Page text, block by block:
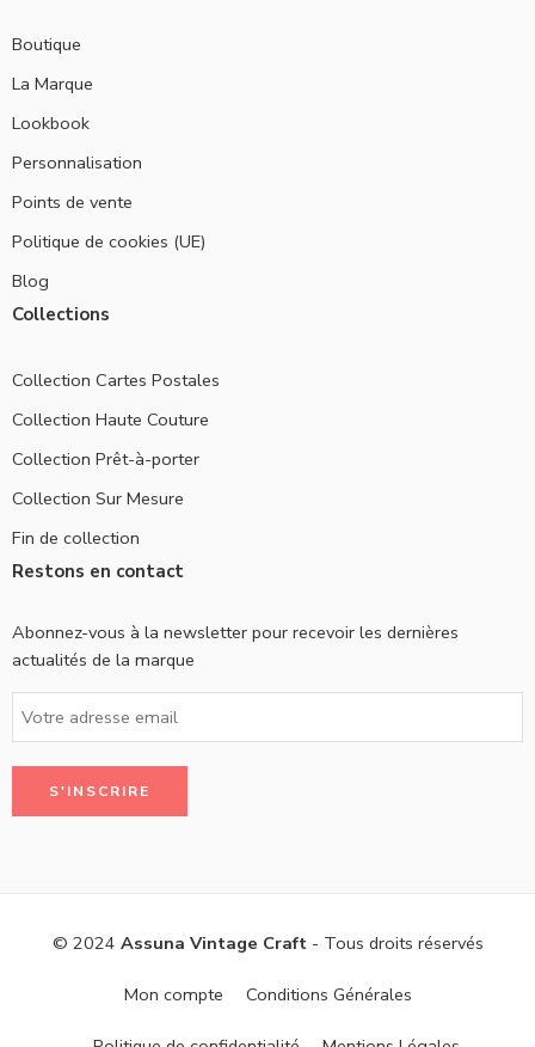
Boutique
La Marque
Lookbook
Personnalisation
Points de vente
Politique de cookies (UE)
Blog
Collections
Collection Cartes Postales
Collection Haute Couture
Collection Prêt-à-porter
Collection Sur Mesure
Fin de collection
Restons en contact
Abonnez-vous à la newsletter pour recevoir les dernières
actualités de la marque
© 2024 Assuna Vintage Craft- Tous droits réservés
Mon compte Conditions Générales